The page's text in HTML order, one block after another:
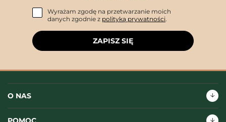
Wyrażam zgodę na przetwarzanie moich
danych zgodnie z polityką prywatności.
ZAPISZ SIĘ
O NAS